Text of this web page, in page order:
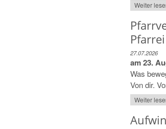
Weiter
Pfarrei
27.07.2026
am 23.
Was
Von dir.
Weiter